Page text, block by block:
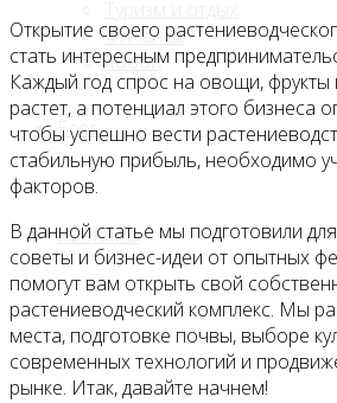
Финансы
Хобби
Блог
Контакты
Открытие своего
стать интересным
Каждый год спрос на овощи, фрукты
растет, а потенциал этого бизнеса
чтобы успешно вести
стабильную прибыль, необходимо
факторов.
В данной статье мы подготовили
советы и бизнес-идеи от опытных
помогут вам открыть свой
растениеводческий комплекс. Мы
места, подготовке почвы, выборе
современных технологий и
рынке. Итак, давайте начнем!